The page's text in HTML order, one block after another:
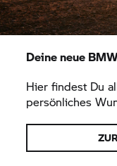
Deine neue
Hier findest Du
persönliches